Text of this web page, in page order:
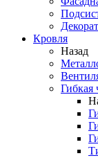
Кровля
Назад
Гибкая